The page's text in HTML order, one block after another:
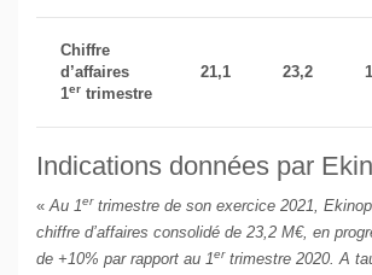
Chiffre
d’affaires
1er trimestre
21,1 23,2
Indications données par
«Au 1ertrimestre de son exercice 2021,
chiffre d’affaires consolidé de 23,2 M€, en
de +10% par rapport au 1ertrimestre 2020. A